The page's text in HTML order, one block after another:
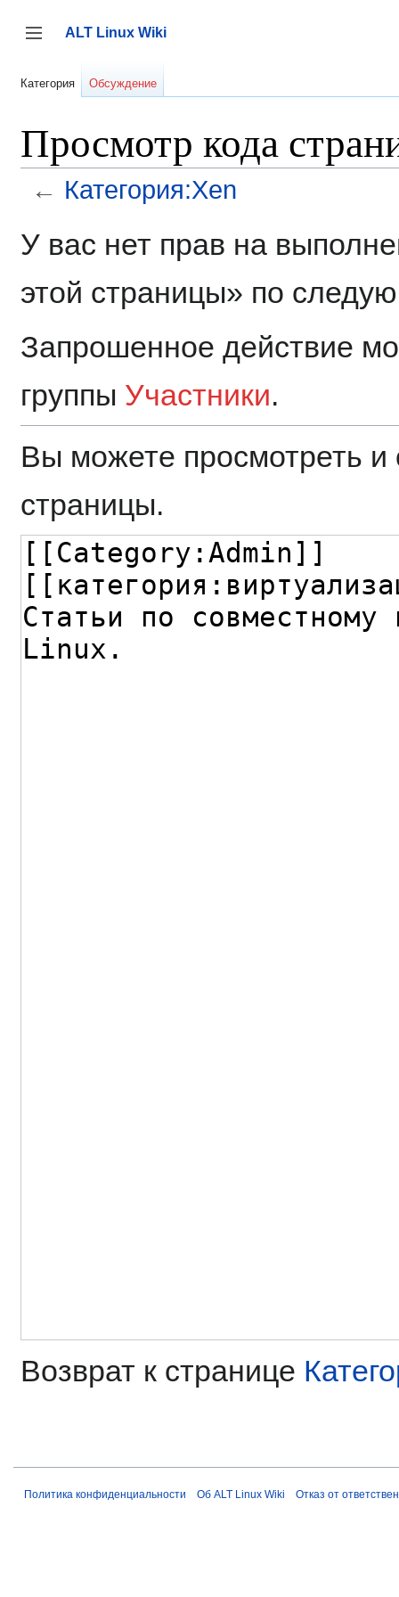
содержанию
Переключить боковую панель
ALT Linux Wiki
Категория Обсуждение
Просмотр кода
← Категория:Xen
У вас нет прав на
этой страницы» по
Запрошенное действие
группы Участники.
Вы можете просмотреть и
страницы.
Возврат к странице
Политика конфиденциальности Об ALT Linux Wiki Отказ от